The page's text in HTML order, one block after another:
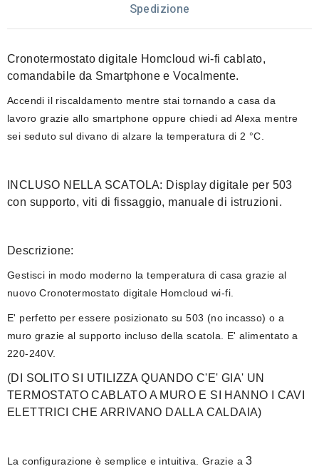
Spedizione
Cronotermostato digitale Homcloud wi-fi cablato,
comandabile da Smartphone e Vocalmente.
Accendi il riscaldamento mentre stai tornando a casa da
lavoro grazie allo smartphone oppure chiedi ad Alexa mentre
sei seduto sul divano di alzare la temperatura di 2 °C.
INCLUSO NELLA SCATOLA: Display digitale per 503
con supporto, viti di fissaggio, manuale di istruzioni.
Descrizione:
Gestisci in modo moderno la temperatura di casa grazie al
nuovo Cronotermostato digitale Homcloud wi-fi.
E' perfetto per essere posizionato su 503 (no incasso) o a
muro grazie al supporto incluso della scatola. E' alimentato a
220-240V.
(DI SOLITO SI UTILIZZA QUANDO C'E' GIA' UN
TERMOSTATO CABLATO A MURO E SI HANNO I CAVI
ELETTRICI CHE ARRIVANO DALLA CALDAIA)
La configurazione è semplice e intuitiva. Grazie a3